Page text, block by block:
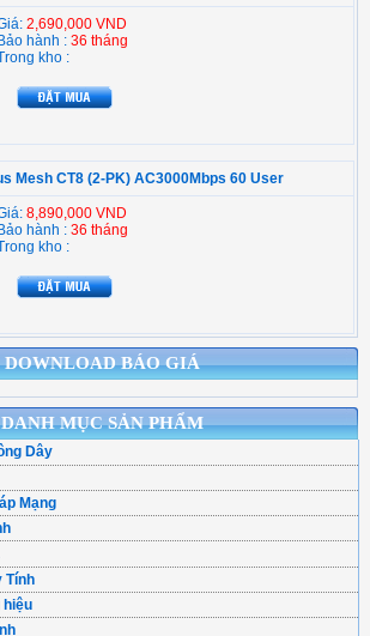
DOWNLOAD BÁO GIÁ
DANH MỤC SẢN PHẨM
Dây
Mạng
Tính
hiệu
2,690,000 VND
Bảo hành : 36 tháng
kho :
Mesh CT8 (2-PK) AC3000Mbps 60 User
8,890,000 VND
Bảo hành : 36 tháng
kho :